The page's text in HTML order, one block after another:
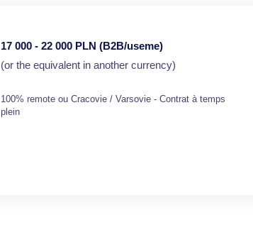
17 000 - 22 000 PLN (B2B/useme)
(or the equivalent in another currency)
100% remote ou Cracovie / Varsovie - Contrat à temps
plein